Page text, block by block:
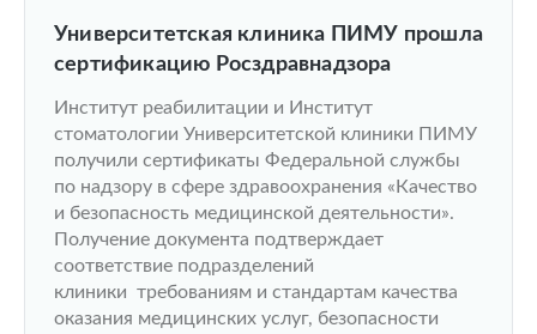
Университетская клиника ПИМУ прошла
сертификацию Росздравнадзора
Институт реабилитации и Институт
стоматологии Университетской клиники ПИМУ
получили сертификаты Федеральной службы
по надзору в сфере здравоохранения «Качество
и безопасность медицинской деятельности».
Получение документа подтверждает
соответствие подразделений
клиники требованиям и стандартам качества
оказания медицинских услуг, безопасности